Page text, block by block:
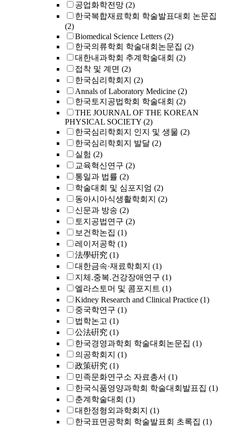
공업화학전망 (2)
한국복합재료학회 학술발표대회 논문집
(2)
Biomedical Science Letters (2)
한국의류학회 학술대회논문집 (2)
대한내과학회 추계학술대회 (2)
접착 및 계면 (2)
한국심리학회지 (2)
Annals of Laboratory Medicine (2)
한국토지공법학회 학술대회 (2)
THE JOURNAL OF THE KOREAN
PHYSICAL SOCIETY (2)
한국심리학회지 인지 및 생물 (2)
한국심리학회지 발달 (2)
실험 (2)
교육혁신연구 (2)
통일과 법률 (2)
학술대회 및 심포지엄 (2)
동아시아식생활학회지 (2)
신문과 방송 (2)
토지공법연구 (2)
보건학논집 (1)
레이저공학 (1)
法學硏究 (1)
대한금속·재료학회지 (1)
지체.중복.건강장애연구 (1)
엘라스토머 및 콤포지트 (1)
Kidney Research and Clinical Practice (1)
중국학연구 (1)
법학논고 (1)
公法硏究 (1)
한국경영과학회 학술대회논문집 (1)
의공학회지 (1)
政策硏究 (1)
민족문화연구소 자료총서 (1)
한국식품영양과학회 학술대회발표집 (1)
춘계학술대회 (1)
대한정형외과학회지 (1)
한국표면공학회 학술발표회 초록집 (1)